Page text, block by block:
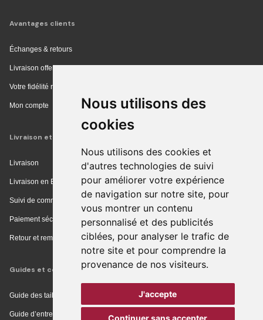
Nous utilisons des
cookies
Nous utilisons des cookies et
d'autres technologies de suivi
pour améliorer votre expérience
de navigation sur notre site, pour
vous montrer un contenu
personnalisé et des publicités
ciblées, pour analyser le trafic de
notre site et pour comprendre la
provenance de nos visiteurs.
J'accepte
Continuer sans accepter
Avantages clients
Échanges & retours
Livraison offerte en magasin
Votre fidélité récompensée
Mon compte
Livraison et achat
Livraison
Livraison en Europe
Suivi de commande
Paiement sécurisé
Retour et remboursement
Guides et conseils
Guide des tailles
Guide d’entretien